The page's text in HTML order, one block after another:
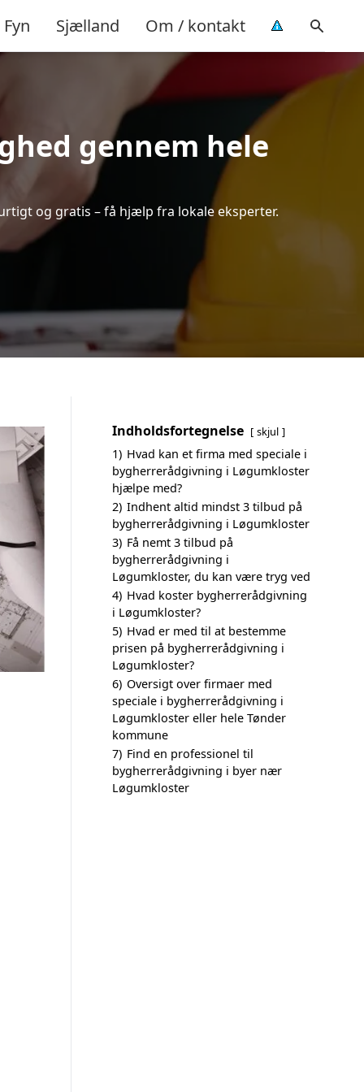
Fyn Sjælland Om / kontakt
gennem hele
og gratis – få hjælp fra lokale eksperter.
Indholdsfortegnelse skjul
1) Hvad kan et firma med speciale i
bygherrerådgivning i Løgumkloster
hjælpe med?
2) Indhent altid mindst 3 tilbud på
bygherrerådgivning i Løgumkloster
3) Få nemt 3 tilbud på
bygherrerådgivning i
Løgumkloster, du kan være tryg ved
4) Hvad koster bygherrerådgivning
i Løgumkloster?
5) Hvad er med til at bestemme
prisen på bygherrerådgivning i
Løgumkloster?
6) Oversigt over firmaer med
speciale i bygherrerådgivning i
Løgumkloster eller hele Tønder
kommune
7) Find en professionel til
bygherrerådgivning i byer nær
Løgumkloster